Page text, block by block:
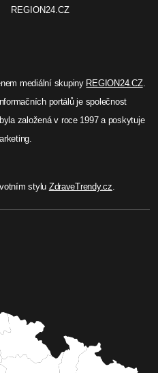
REGION24.CZ
mediální skupiny REGION24.CZ.
portálů je společnost
založená v roce 1997 a poskytuje
stylu ZdraveTrendy.cz.